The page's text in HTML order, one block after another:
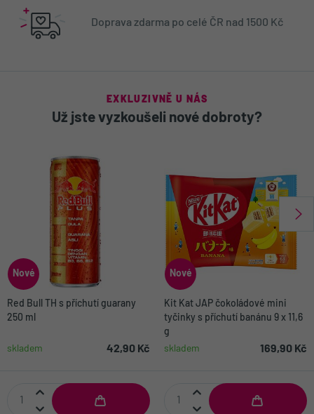
Doprava zdarma po celé ČR nad 1500 Kč
EXKLUZIVNĚ U NÁS
Už jste vyzkoušeli nové dobroty?
Nové
Red Bull TH s příchutí guarany
250 ml
skladem 42,90 Kč
Nové
Kit Kat JAP čokoládové mini
tyčinky s příchutí banánu 9 x 11,6
g
skladem
169,90 Kč